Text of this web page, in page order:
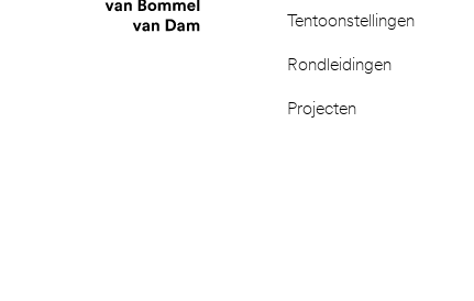
Tentoonstellingen
Rondleidingen
Projecten